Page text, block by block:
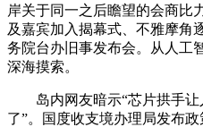
岸关于同一之后瞻望的会商比
及嘉宾加入揭幕式、不雅摩角
务院台办旧事发布会。从人工
深海摸索。
岛内网友暗示“芯片拱手让
了”。国度收支境办理局发布